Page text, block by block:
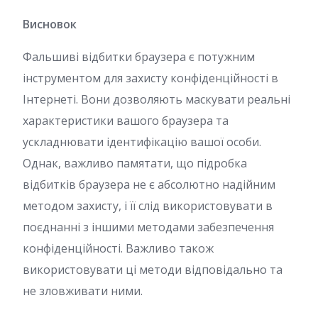
Висновок
Фальшиві відбитки браузера є потужним
інструментом для захисту конфіденційності в
Інтернеті. Вони дозволяють маскувати реальні
характеристики вашого браузера та
ускладнювати ідентифікацію вашої особи.
Однак, важливо памятати, що підробка
відбитків браузера не є абсолютно надійним
методом захисту, і її слід використовувати в
поєднанні з іншими методами забезпечення
конфіденційності. Важливо також
використовувати ці методи відповідально та
не зловживати ними.